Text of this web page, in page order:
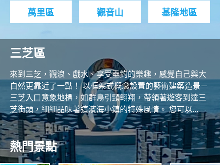
萬里區 觀音山 基隆地區
三芝區
來到三芝，觀浪、戲水、享受垂釣的樂趣，感覺自己與大
自然更靠近了一點！ 以框架式概念設置的藝術建築造景－
三芝入口意象地標，如群鳥引頸翱翔，帶領著遊客到達三
芝街頭，細細品味著這濱海小鎮的特殊風情。 您可以...
熱門景點